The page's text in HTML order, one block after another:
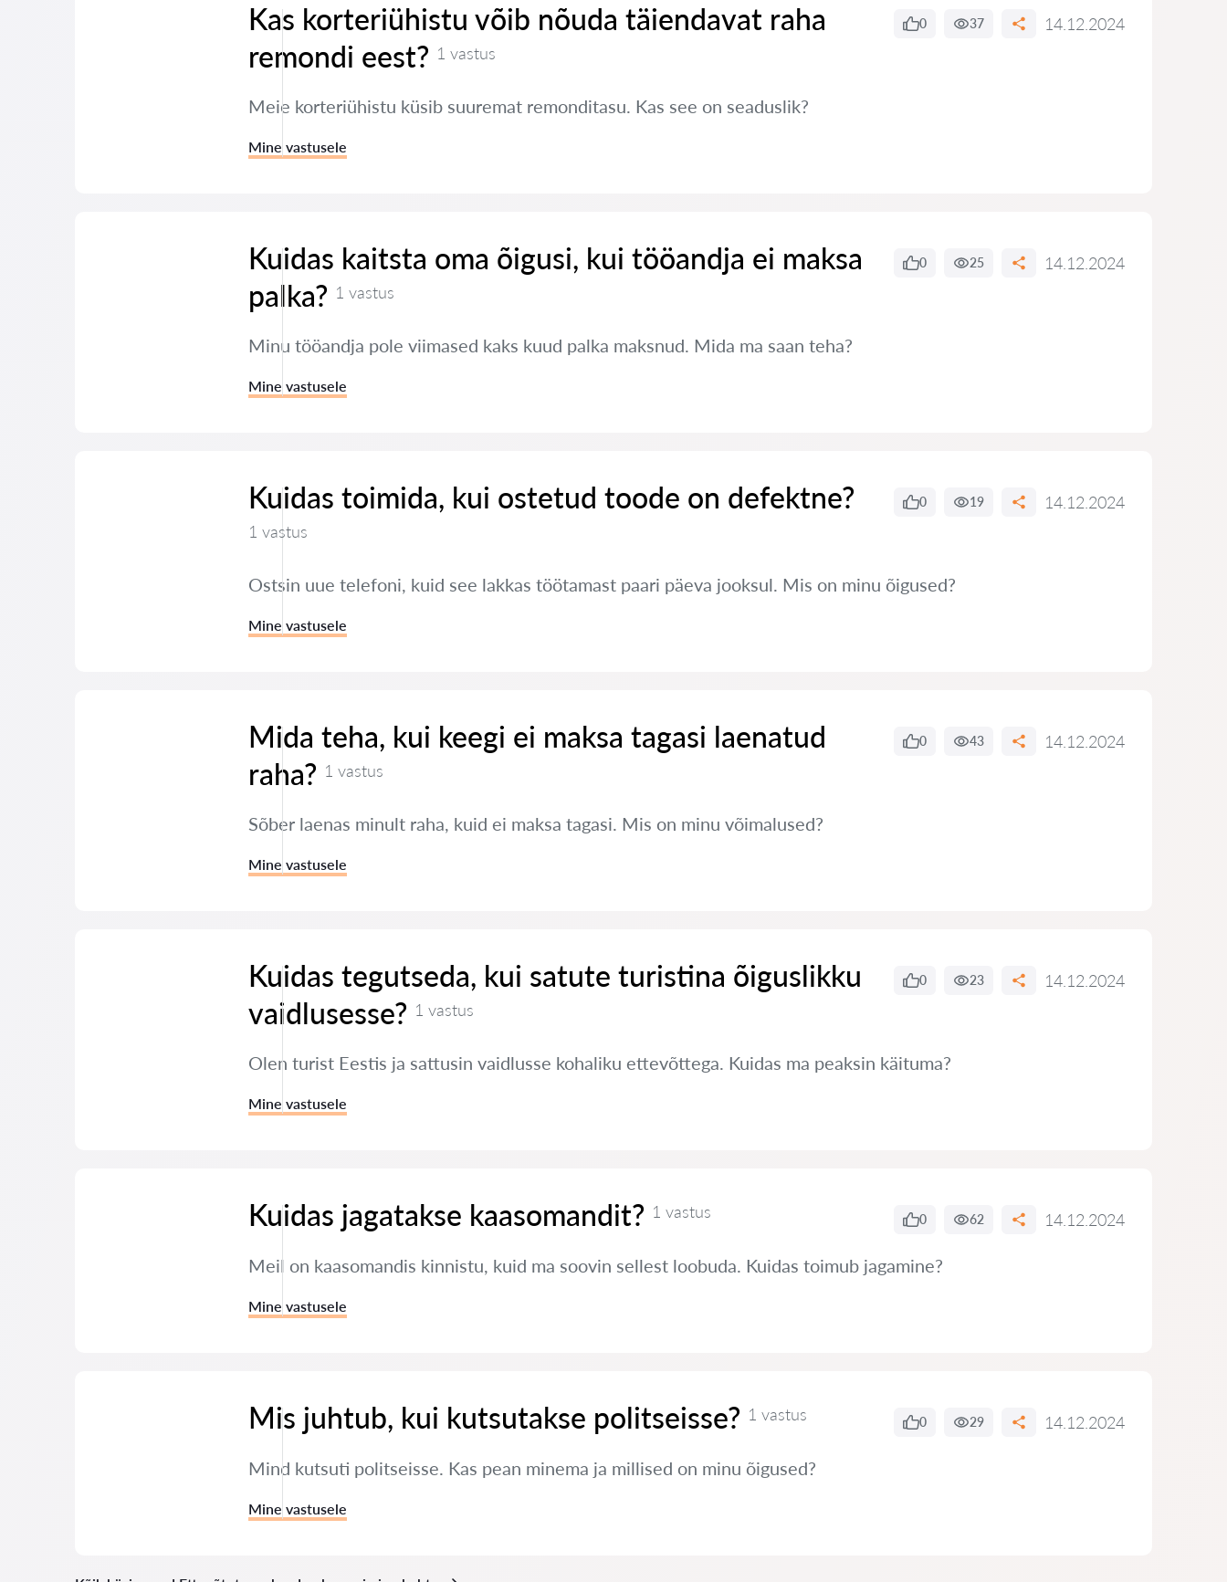
Kas korteriühistu võib nõuda täiendavat raha
remondi eest? 1 vastus
0 37 14.12.2024
Meie korteriühistu küsib suuremat remonditasu. Kas see on seaduslik?
Mine vastusele
Kuidas kaitsta oma õigusi, kui tööandja ei maksa
palka? 1 vastus
0 25 14.12.2024
Minu tööandja pole viimased kaks kuud palka maksnud. Mida ma saan teha?
Mine vastusele
Kuidas toimida, kui ostetud toode on defektne?
1 vastus
0 19 14.12.2024
Ostsin uue telefoni, kuid see lakkas töötamast paari päeva jooksul. Mis on minu õigused?
Mine vastusele
Mida teha, kui keegi ei maksa tagasi laenatud
raha? 1 vastus
0 43 14.12.2024
Sõber laenas minult raha, kuid ei maksa tagasi. Mis on minu võimalused?
Mine vastusele
Kuidas tegutseda, kui satute turistina õiguslikku
vaidlusesse? 1 vastus
0 23 14.12.2024
Olen turist Eestis ja sattusin vaidlusse kohaliku ettevõttega. Kuidas ma peaksin käituma?
Mine vastusele
Kuidas jagatakse kaasomandit? 1 vastus 0 62 14.12.2024
Meil on kaasomandis kinnistu, kuid ma soovin sellest loobuda. Kuidas toimub jagamine?
Mine vastusele
Mis juhtub, kui kutsutakse politseisse? 1 vastus 0 29 14.12.2024
Mind kutsuti politseisse. Kas pean minema ja millised on minu õigused?
Mine vastusele